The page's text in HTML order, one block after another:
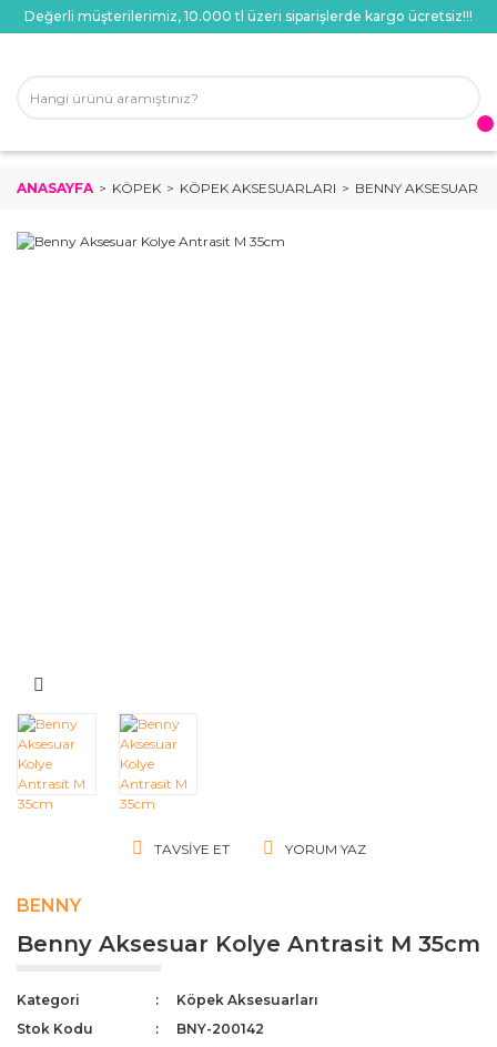
Değerli müşterilerimiz, 10.000 tl üzeri siparişlerde kargo ücretsiz!!!
ANASAYFA KÖPEK KÖPEK AKSESUARLARI BENNY AKSESUAR
TAVSIYE ET YORUM YAZ
BENNY
Benny Aksesuar Kolye Antrasit M 35cm
Kategori
Köpek Aksesuarları
Stok Kodu
BNY-200142